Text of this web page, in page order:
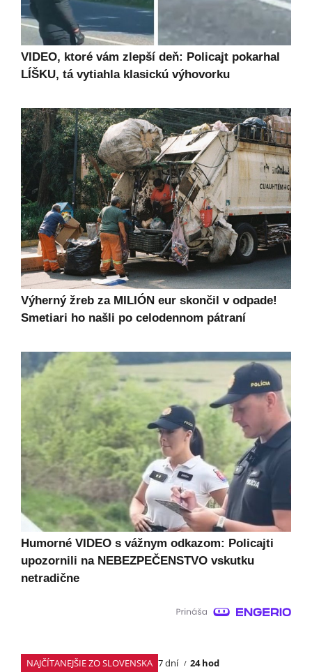
VIDEO, ktoré vám zlepší deň: Policajt pokarhal
LÍŠKU, tá vytiahla klasickú výhovorku
Výherný žreb za MILIÓN eur skončil v odpade!
Smetiari ho našli po celodennom pátraní
Humorné VIDEO s vážnym odkazom: Policajti
upozornili na NEBEZPEČENSTVO vskutku
netradične
NAJČÍTANEJŠIE ZO SLOVENSKA 7 dní 24 hod